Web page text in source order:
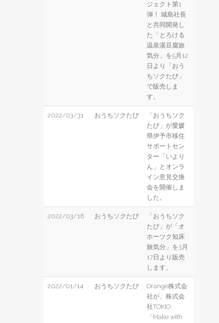
ジェクト第1
弾！ 城島社長
と共同開発し
た「とろける
温泉湯豆腐旅
気分」を5月12
日より「おう
ちソクたび」
で販売しま
す。
2022/03/31 おうちソクたび
「おうちソク
たび」が愛媛
県伊予市移住
サポートセン
ター「いより
ん」とオンラ
イン意見交換
会を開催しま
した。
2022/03/18 おうちソクたび
「おうちソク
たび」が「オ
ホーツク知床
旅気分」を3月
17日より販売
します。
2022/01/14 おうちソクたび
Orange株式会
社が、株式会
社TOKIO
「Make with